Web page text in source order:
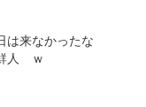
は来なかったな
人 ｗ